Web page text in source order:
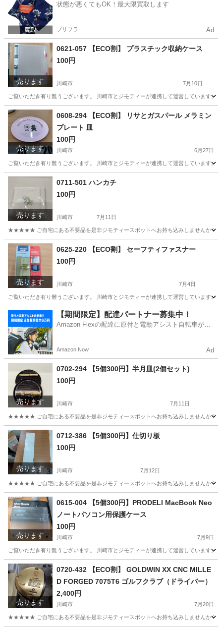
状態が悪くてもOK！最大限買取します
プリフラ Ad
売ります
0621-057 【ECO割】 プラスチック収納ケース
100円
川崎市 7月10日
ご覧いただき有り難うございます。 川崎市とジモティーが連携して運営していま
神奈川 川崎市 リユース
売ります
0608-294 【ECO割】 リサとガスパール メラミン
プレート 皿
100円
川崎市 6月27日
ご覧いただき有り難うございます。 川崎市とジモティーが連携して運営していま
神奈川 川崎市 リユース
売ります
0711-501 ハンカチ
100円
川崎市 7月11日
★★★★★ ご自宅にある不要品を是非ジモティースポットへお持ち込みしませんか？
神奈川 川崎市 現地
売ります
0625-220 【ECO割】 セーフティファスナー
100円
川崎市 7月4日
ご覧いただき有り難うございます。 川崎市とジモティーが連携して運営していま
防災、セキュリティ リユース
【期間限定】配達パートナー募集中！
Amazon Flexの配達に原付と電動アシスト自転車が登
Amazon Now Ad
売ります
0702-294 【5個300円】半月皿(2個セット)
100円
川崎市 7月11日
★★★★★ ご自宅にある不要品を是非ジモティースポットへお持ち込みしませんか？
神奈川 川崎市 現地
売ります
0712-386 【5個300円】仕切り板
100円
川崎市 7月12日
★★★★★ ご自宅にある不要品を是非ジモティースポットへお持ち込みしませんか？
神奈川 川崎市 現地
売ります
0615-004 【5個300円】PRODELI MacBook Neo
ノートパソコン用保護ケース
100円
川崎市 7月9日
ご覧いただき有り難うございます。 川崎市とジモティーが連携して運営していま
神奈川 川崎市 リユース
売ります
0720-432 【ECO割】 GOLDWIN XX CNC MILLE
D FORGED 7075T6 ゴルフクラブ（ドライバー）
2,400円
川崎市 7月20日
★★★★★ ご自宅にある不要品を是非ジモティースポットへお持ち込みしませんか？